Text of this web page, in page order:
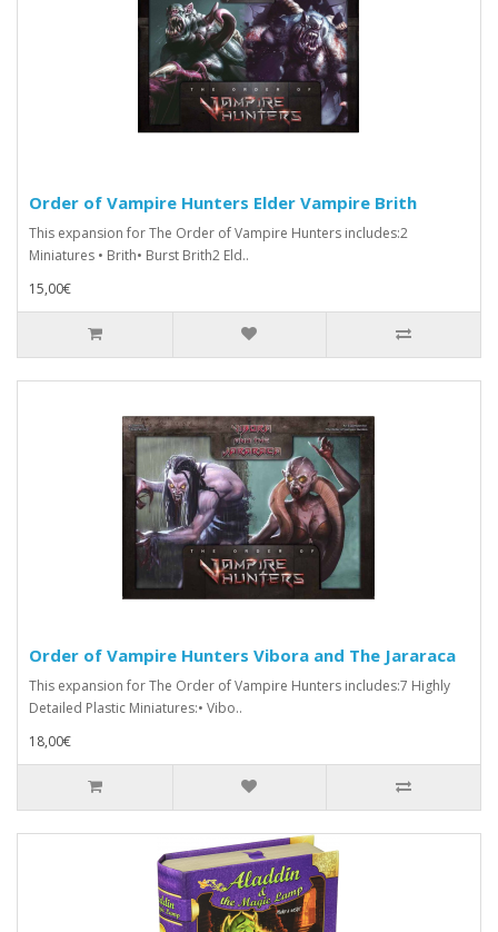
Order of Vampire Hunters Elder Vampire Brith
This expansion for The Order of Vampire Hunters includes:2
Miniatures • Brith• Burst Brith2 Eld..
15,00€
Order of Vampire Hunters Vibora and The Jararaca
This expansion for The Order of Vampire Hunters includes:7 Highly
Detailed Plastic Miniatures:• Vibo..
18,00€